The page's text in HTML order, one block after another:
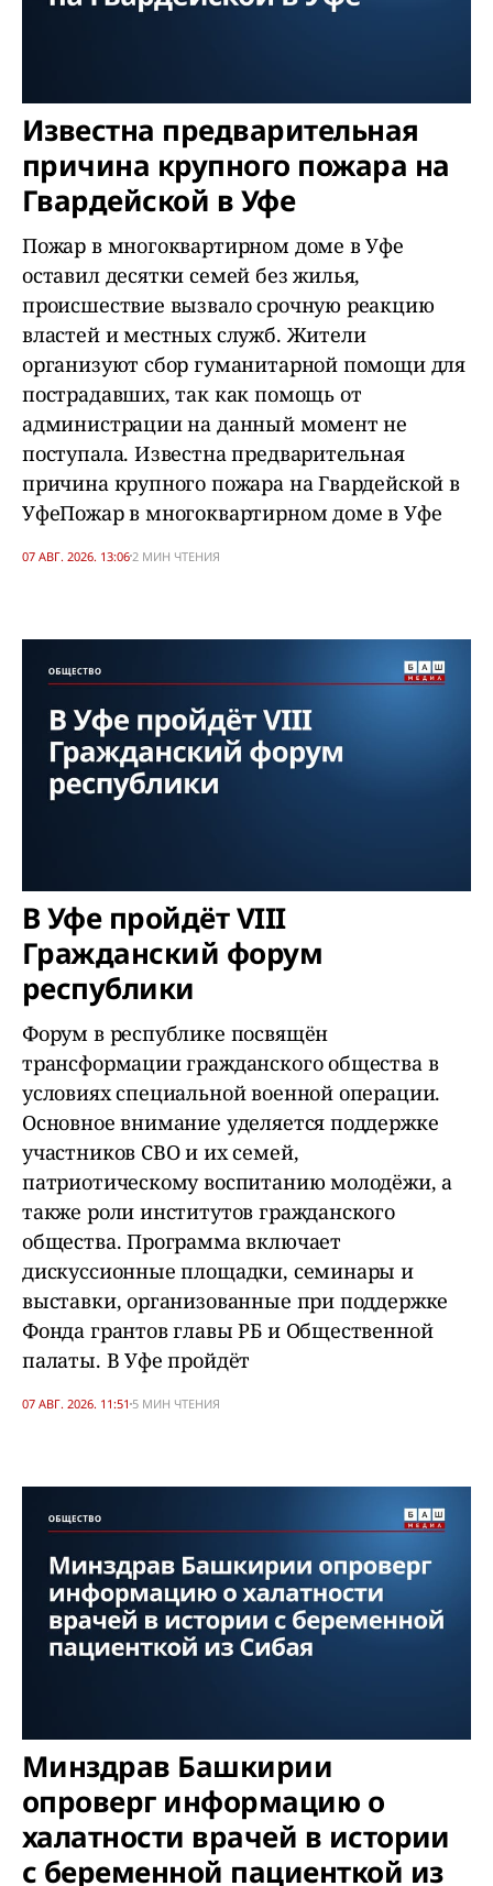
Известна предварительная
причина крупного пожара на
Гвардейской в Уфе
Пожар в многоквартирном доме в Уфе
оставил десятки семей без жилья,
происшествие вызвало срочную реакцию
властей и местных служб. Жители
организуют сбор гуманитарной помощи для
пострадавших, так как помощь от
администрации на данный момент не
поступала. Известна предварительная
причина крупного пожара на Гвардейской в
УфеПожар в многоквартирном доме в Уфе
07 АВГ. 2026. 13:06 2 МИН ЧТЕНИЯ
В Уфе пройдёт VIII
Гражданский форум
республики
Форум в республике посвящён
трансформации гражданского общества в
условиях специальной военной операции.
Основное внимание уделяется поддержке
участников СВО и их семей,
патриотическому воспитанию молодёжи, а
также роли институтов гражданского
общества. Программа включает
дискуссионные площадки, семинары и
выставки, организованные при поддержке
Фонда грантов главы РБ и Общественной
палаты. В Уфе пройдёт
07 АВГ. 2026. 11:51 5 МИН ЧТЕНИЯ
Минздрав Башкирии
опроверг информацию о
халатности врачей в истории
с беременной пациенткой из